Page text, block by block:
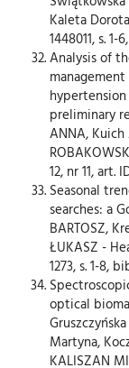
Kaleta
1448011, s.
Analysis of
preliminary
ANNA,
12, nr 11, art.
Seasonal
searches: a
BARTOSZ,
ŁUKASZ -
1273, s. 1-8,
optical
Martyna,
KALISZAN